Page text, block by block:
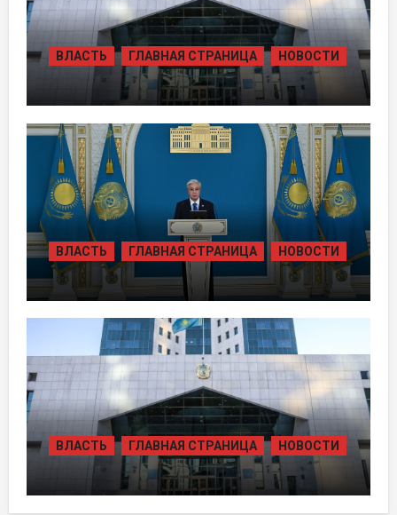
ВЛАСТЬ ГЛАВНАЯ СТРАНИЦА НОВОСТИ
ЖАМБЫЛЬСКОЙ ОБЛАСТИ БОЛЕЕ 80
ТЫСЯЧ ЖИТЕЛЕЙ ОБЕСПЕЧИЛИ
ГАЗОМ ЗА СЧЁТ ВОЗВРАЩЁННЫХ
АКТИВОВ
ВЛАСТЬ ГЛАВНАЯ СТРАНИЦА НОВОСТИ
ТОКАЕВ ДАЛ СТАРТ
СТРОИТЕЛЬСТВУ НЕСКОЛЬКИХ
КРУПНЫХ АВТОМОБИЛЬНЫХ ДОРОГ
ВЛАСТЬ ГЛАВНАЯ СТРАНИЦА НОВОСТИ
В КАЗАХСТАНЕ УТВЕРЖДЕН ПЛАН
РАЗВИТИЯ ГИДРОЭНЕРГЕТИКИ ДО